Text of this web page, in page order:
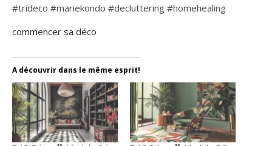
#trideco #mariekondo #decluttering #homehealing
commencer sa déco
A découvrir dans le même esprit!